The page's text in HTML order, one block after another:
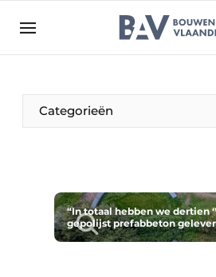
Bedrijven
Bouwen aan Vlaanderen |
Evenement aanmelden
Jaarboek
Categorieën
“In totaal hebben we dertien
gepolijst prefabbeton